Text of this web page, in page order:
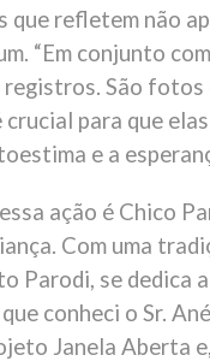
que refletem não
“Em conjunto
registros. São fotos
crucial para que
e a
ação é Chico
Com uma
Parodi, se dedica
conheci o Sr.
Janela Aberta